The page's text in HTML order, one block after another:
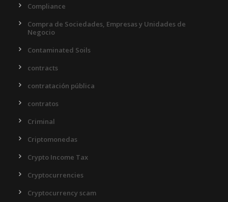
Compliance
Compra de Sociedades, Empresas y Unidades de
Negocio
Contaminated Soils
contracts
contratación pública
contratos
Criminal
Criptomonedas
Crypto Income Tax
Cryptocurrencies
Cryptocurrency scam